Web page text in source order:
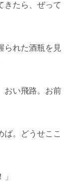
きたら、ぜって
られた酒瓶を見
い飛路。お前
ば。どうせここ